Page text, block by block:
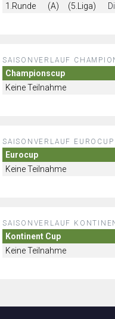
1.Runde
(A) (5.Liga)
SAISONVERLAUF
Championscup
Keine Teilnahme
SAISONVERLAUF EUROCUP
Eurocup
Keine Teilnahme
SAISONVERLAUF
Kontinent Cup
Keine Teilnahme